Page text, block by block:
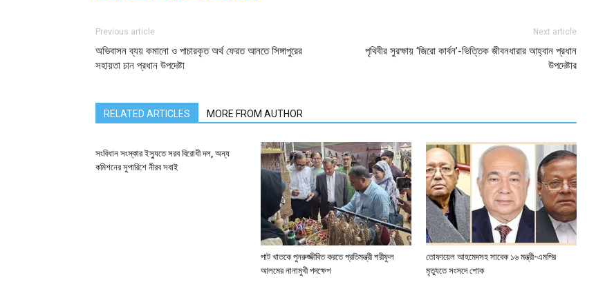
Previous article
অভিবাসন ব্যয় কমানো ও পাচারকৃত অর্থ ফেরত আনতে সিঙ্গাপুরের
সহায়তা চান প্রধান উপদেষ্টা
Next article
পৃথিবীর সুরক্ষায় ‘জিরো কার্বন’-ভিত্তিক জীবনধারার আহ্বান প্রধান
উপদেষ্টার
RELATED ARTICLES MORE FROM AUTHOR
সংবিধান সংস্কার ইস্যুতে সরব বিরোধী দল, অন্য
কমিশনের সুপারিশে নীরব সবাই
পাট খাতকে পুনরুজ্জীবিত করতে প্রতিমন্ত্রী শরীফুল
আলমের নানামুখী পদক্ষেপ
তোফায়েল আহমেদসহ সাবেক ১৬ মন্ত্রী-এমপির
মৃত্যুতে সংসদে শোক